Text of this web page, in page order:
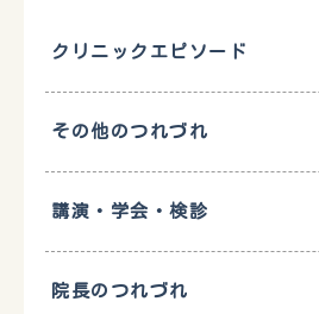
クリニックエピソード
その他のつれづれ
講演・学会・検診
院長のつれづれ